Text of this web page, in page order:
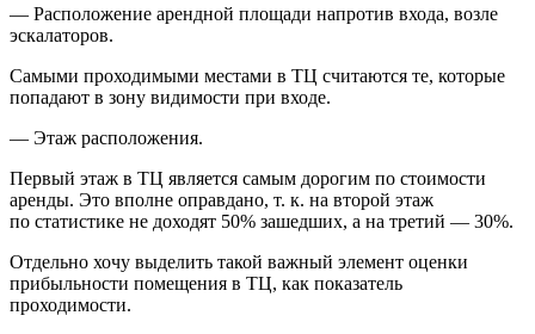
— Расположение арендной площади напротив входа, возле
эскалаторов.
Самыми проходимыми местами в ТЦ считаются те, которые
попадают в зону видимости при входе.
— Этаж расположения.
Первый этаж в ТЦ является самым дорогим по стоимости
аренды. Это вполне оправдано, т. к. на второй этаж
по статистике не доходят 50% зашедших, а на третий — 30%.
Отдельно хочу выделить такой важный элемент оценки
прибыльности помещения в ТЦ, как показатель
проходимости.